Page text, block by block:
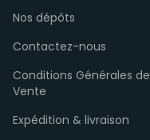
Nos dépôts
Contactez-nous
Conditions Générales de
Vente
Expédition & livraison